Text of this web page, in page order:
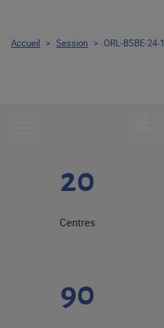
20
Centres
90
Accueil > Session > ORL-BSBE-24-1